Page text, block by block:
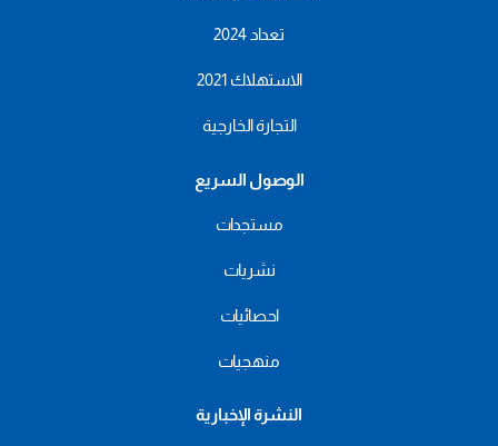
تعداد 2024
الاستهلاك 2021
التجارة الخارجية
الوصول السريع
مستجدات
نشريات
احصائيات
منهجيات
النشرة الإخبارية